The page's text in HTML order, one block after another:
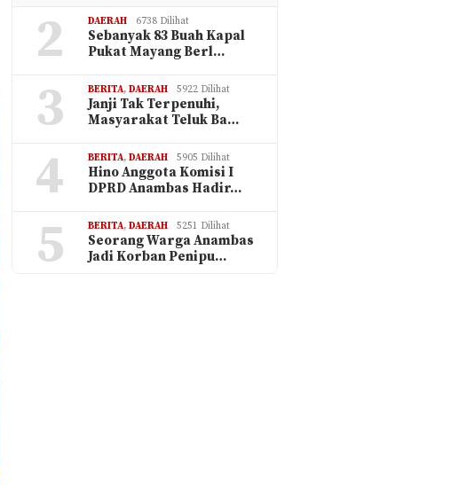
2 DAERAH 6738 Dilihat
Sebanyak 83 Buah Kapal
Pukat Mayang Berl…
3 BERITA,DAERAH 5922 Dilihat
Janji Tak Terpenuhi,
Masyarakat Teluk Ba…
4 BERITA,DAERAH 5905 Dilihat
Hino Anggota Komisi I
DPRD Anambas Hadir…
5 BERITA,DAERAH 5251 Dilihat
Seorang Warga Anambas
Jadi Korban Penipu…